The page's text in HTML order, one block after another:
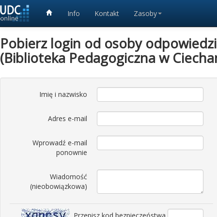
Info Kontakt Zasoby
Pobierz login od osoby
(Biblioteka Pedagogiczna w
Imię i nazwisko
Adres e-mail
Wprowadź e-mail
ponownie
Wiadomość
(nieobowiązkowa)